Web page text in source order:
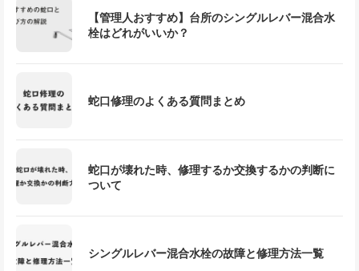
【管理人おすすめ】台所のシングルレバー混合水
栓はどれがいいか？
蛇口修理のよくある質問まとめ
蛇口が壊れた時、修理するか交換するかの判断に
ついて
シングルレバー混合水栓の故障と修理方法一覧